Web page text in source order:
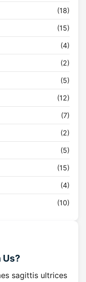
(18)
(15)
(4)
(2)
(5)
(12)
(7)
(2)
(5)
(15)
(4)
(10)
sagittis ultrices